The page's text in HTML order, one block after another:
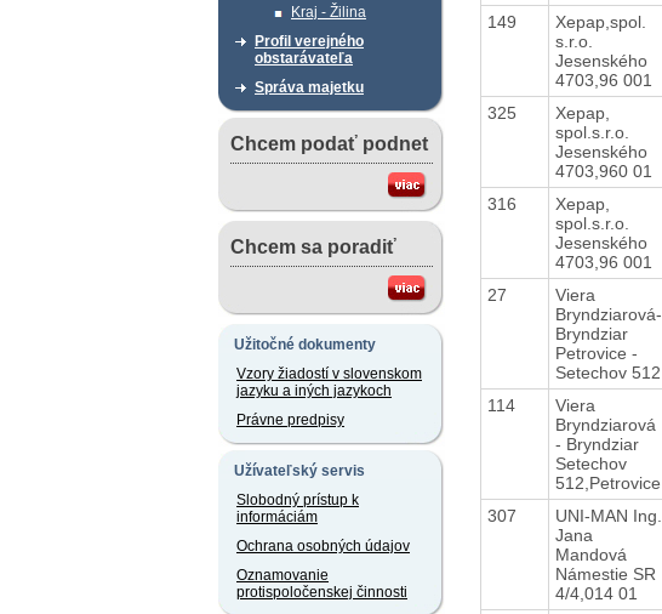
Kraj - Žilina
Profil verejného
obstarávateľa
Správa majetku
Chcem podať podnet
Chcem sa poradiť
Užitočné dokumenty
Vzory žiadostí v slovenskom
jazyku a iných jazykoch
Právne predpisy
Užívateľský servis
Slobodný prístup k
informáciám
Ochrana osobných údajov
Oznamovanie
protispoločenskej činnosti
149
Xepap,spol.
s.r.o.
Jesenského
4703,96 001
325
Xepap,
spol.s.r.o.
Jesenského
4703,960 01
316
Xepap,
spol.s.r.o.
Jesenského
4703,96 001
27
Viera
Bryndziarová-
Bryndziar
Petrovice -
Setechov 512
114
Viera
Bryndziarová
- Bryndziar
Setechov
512,Petrovice
307
UNI-MAN Ing.
Jana
Mandová
Námestie SR
4/4,014 01